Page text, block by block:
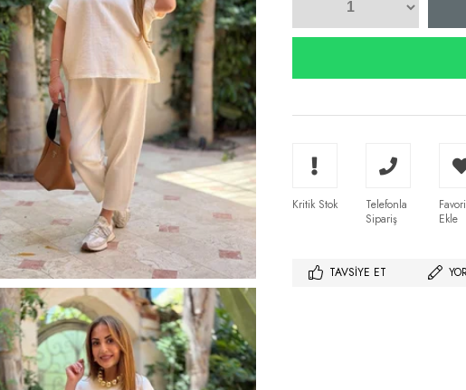
Kritik Stok
Telefonla
Sipariş
Ekle
TAVSIYE ET